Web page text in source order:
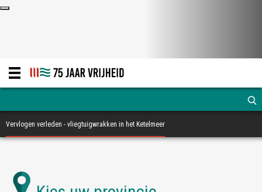
Vervlogen verleden - vliegtuigwrakken in het Ketelmeer